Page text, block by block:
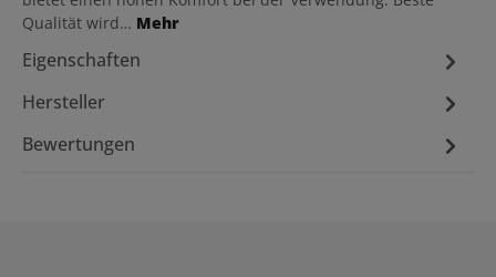
Qualität wird… Mehr
Eigenschaften
Hersteller
Bewertungen